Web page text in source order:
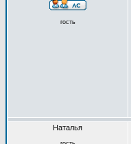
гость
Наталья